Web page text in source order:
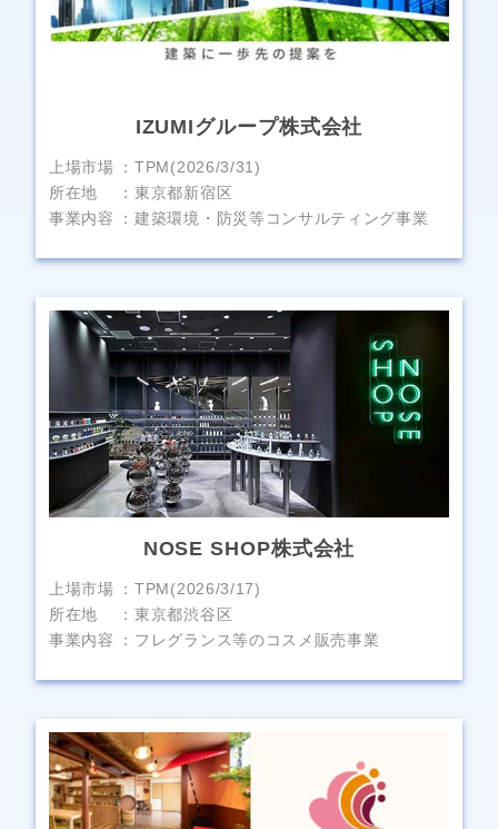
IZUMIグループ株式会社
上場市場
TPM(2026/3/31)
所在地
東京都新宿区
事業内容
建築環境・防災等コンサルティング事業
NOSE SHOP株式会社
上場市場
TPM(2026/3/17)
所在地
東京都渋谷区
事業内容
フレグランス等のコスメ販売事業